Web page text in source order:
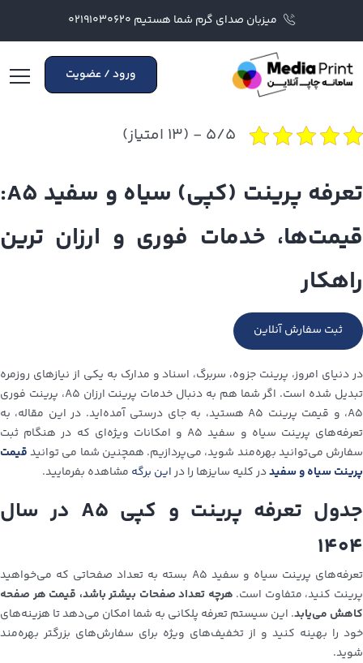
میزبان صدای گرم شما هستیم ۰۲۱۹۱۰۳۰۶۲۰
ورود / عضویت
۵/۵ - (۱۳ امتیاز)
تعرفه پرینت (کپی) سیاه و سفید A5:
قیمت‌ها، خدمات فوری و ارزان ترین
راهکار
ثبت سفارش آنلاین
در دنیای امروز، پرینت جزوه، سربرگ، اسناد و مدارک به یکی از نیازهای روزمره
تبدیل شده است. اگر شما هم به دنبال خدمات پرینت ارزان A5، پرینت فوری
A5، و قیمت پرینت A5 هستید، به جای درستی آمده‌اید. در این مقاله، به
تعرفه‌های پرینت سیاه و سفید A5 و امکانات ویژه‌ای که در هنگام ثبت
سفارش می‌توانید بهره‌مند شوید، می‌پردازیم. همچنین شما می توانیدقیمت
پرینت سیاه و سفیددر کلیه سایزها را دراین برگه مشاهده بفرمایید.
جدول تعرفه پرینت و کپی A5 در سال
1404
تعرفه‌های پرینت سیاه و سفید A5 بسته به تعداد صفحاتی که می‌خواهید
پرینت کنید، متفاوت است. هرچه تعداد صفحات بیشتر باشد، قیمت هر صفحه
کاهش می‌یابد. این سیستم تعرفه پلکانی به شما امکان می‌دهد تا هزینه‌های
خود را بهینه کنید و از تخفیف‌های ویژه برای سفارش‌های بزرگتر بهره‌مند
شوید.